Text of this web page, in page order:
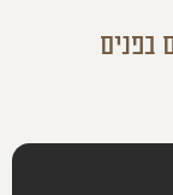
בפנים